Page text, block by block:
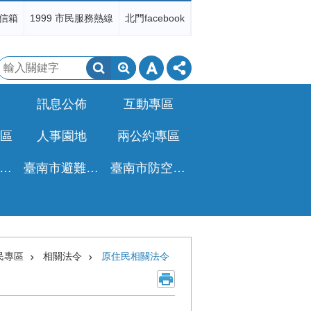
箱 1999 市民服務熱線 北門facebook
搜
尋
訊息公佈 互動專區
人事園地 兩公約專區
非都公設地移轉免徵土增稅專區 臺南市避難收容所一覽表 臺南市防空疏散避難專區
專區 相關法令 原住民相關法令